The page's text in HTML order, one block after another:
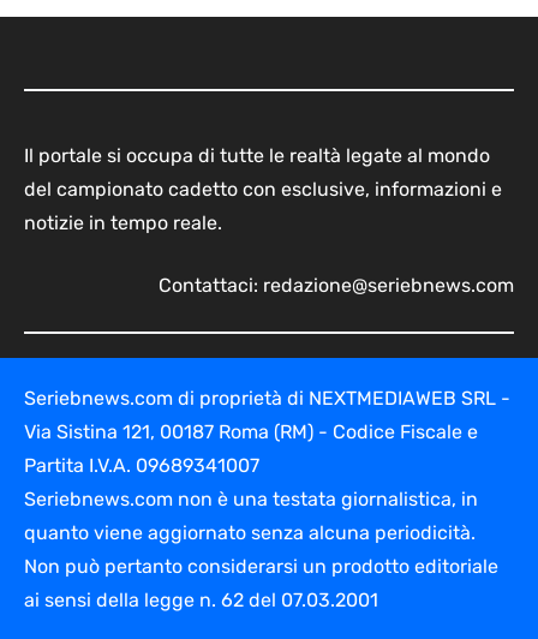
Il portale si occupa di tutte le realtà legate al mondo
del campionato cadetto con esclusive, informazioni e
notizie in tempo reale.
Contattaci: redazione@seriebnews.com
Seriebnews.com di proprietà di NEXTMEDIAWEB SRL -
Via Sistina 121, 00187 Roma (RM) - Codice Fiscale e
Partita I.V.A. 09689341007
Seriebnews.com non è una testata giornalistica, in
quanto viene aggiornato senza alcuna periodicità.
Non può pertanto considerarsi un prodotto editoriale
ai sensi della legge n. 62 del 07.03.2001